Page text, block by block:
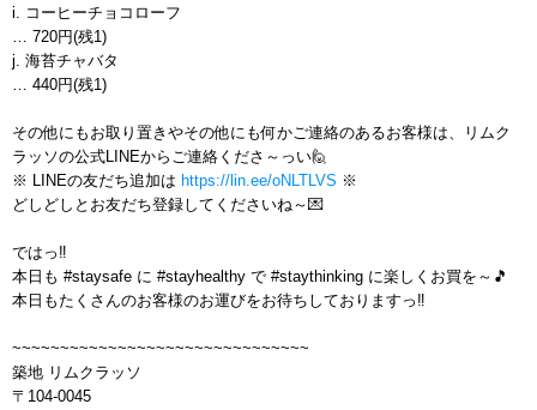
i. コーヒーチョコローフ
… 720円(残1)
j. 海苔チャバタ
… 440円(残1)
その他にもお取り置きやその他にも何かご連絡のあるお客様は、リムク
ラッソの公式LINEからご連絡くださ～っい🙋
※ LINEの友だち追加は https://lin.ee/oNLTLVS ※
どしどしとお友だち登録してくださいね～💌
ではっ‼️
本日も #staysafe に #stayhealthy で #staythinking に楽しくお買を～🎵
本日もたくさんのお客様のお運びをお待ちしておりますっ‼️
~~~~~~~~~~~~~~~~~~~~~~~~~~~~~~~
築地 リムクラッソ
〒104-0045